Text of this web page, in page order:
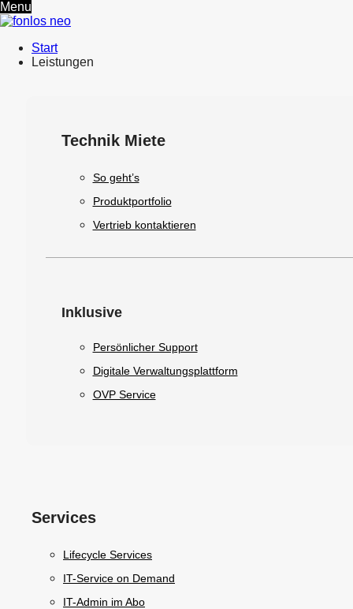
Menu
Start
Leistungen
Technik Miete
So geht’s
Produktportfolio
Vertrieb kontaktieren
Inklusive
Persönlicher Support
Digitale Verwaltungsplattform
OVP Service
Services
Lifecycle Services
IT-Service on Demand
IT-Admin im Abo